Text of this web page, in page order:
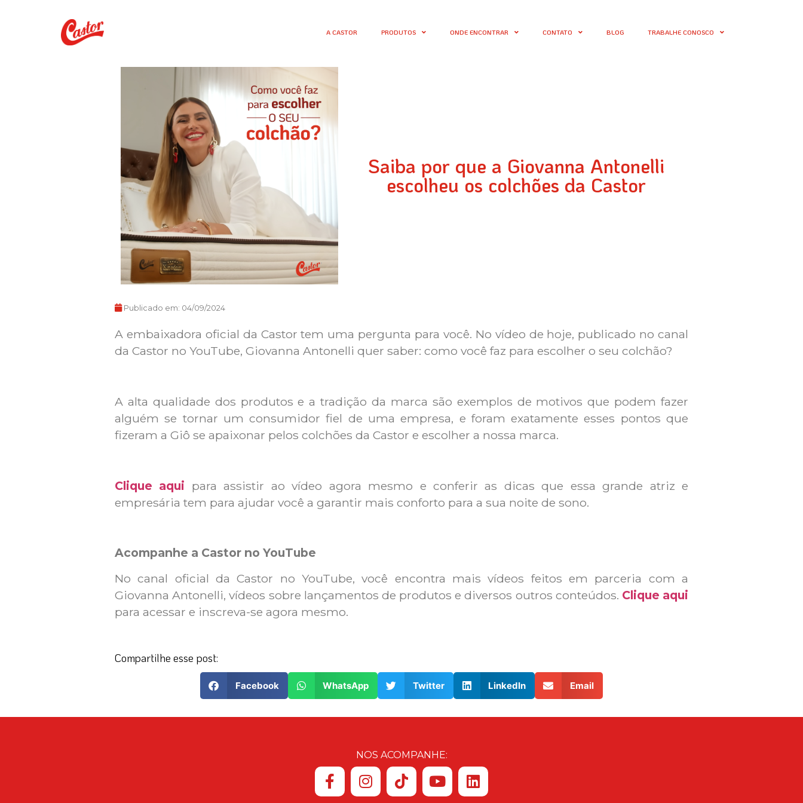
A CASTOR PRODUTOS ONDE ENCONTRAR CONTATO BLOG TRABALHE CONOSCO
Saiba por que a Giovanna Antonelli
escolheu os colchões da Castor
Publicado em: 04/09/2024
A embaixadora oficial da Castor tem uma pergunta para você. No vídeo de hoje, publicado no canal
da Castor no YouTube, Giovanna Antonelli quer saber: como você faz para escolher o seu colchão?
A alta qualidade dos produtos e a tradição da marca são exemplos de motivos que podem fazer
alguém se tornar um consumidor fiel de uma empresa, e foram exatamente esses pontos que
fizeram a Giô se apaixonar pelos colchões da Castor e escolher a nossa marca.
Clique aqui para assistir ao vídeo agora mesmo e conferir as dicas que essa grande atriz e
empresária tem para ajudar você a garantir mais conforto para a sua noite de sono.
Acompanhe a Castor no YouTube
No canal oficial da Castor no YouTube, você encontra mais vídeos feitos em parceria com a
Giovanna Antonelli, vídeos sobre lançamentos de produtos e diversos outros conteúdos. Clique aqui
para acessar e inscreva-se agora mesmo.
Compartilhe esse post:
Facebook WhatsApp Twitter LinkedIn Email
NOS ACOMPANHE: